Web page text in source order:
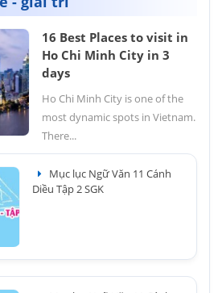
16 Best Places to visit in
Ho Chi Minh City in 3
days
Ho Chi Minh City is one of the
most dynamic spots in Vietnam.
There...
Mục lục Ngữ Văn 11 Cánh
Diều Tập 2 SGK